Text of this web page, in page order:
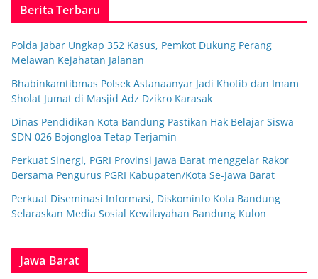
Berita Terbaru
Polda Jabar Ungkap 352 Kasus, Pemkot Dukung Perang
Melawan Kejahatan Jalanan
Bhabinkamtibmas Polsek Astanaanyar Jadi Khotib dan Imam
Sholat Jumat di Masjid Adz Dzikro Karasak
Dinas Pendidikan Kota Bandung Pastikan Hak Belajar Siswa
SDN 026 Bojongloa Tetap Terjamin
Perkuat Sinergi, PGRI Provinsi Jawa Barat menggelar Rakor
Bersama Pengurus PGRI Kabupaten/Kota Se-Jawa Barat
Perkuat Diseminasi Informasi, Diskominfo Kota Bandung
Selaraskan Media Sosial Kewilayahan Bandung Kulon
Jawa Barat